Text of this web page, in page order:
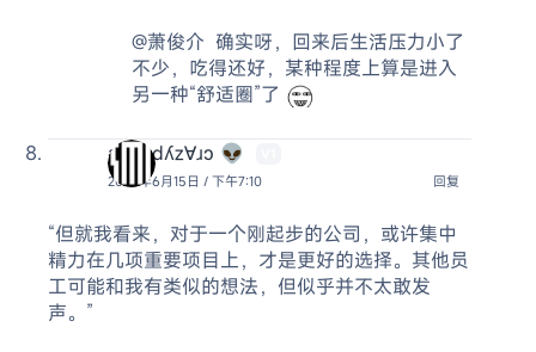
@萧俊介 确实呀，回来后生活压力小了
不少，吃得还好，某种程度上算是进入
另一种“舒适圈”了
ǝɔ∀ǝdʎz∀ɹɔ 👽
2026年6月15日 / 下午7:10
回复
“但就我看来，对于一个刚起步的公司，或许集中
精力在几项重要项目上，才是更好的选择。其他员
工可能和我有类似的想法，但似乎并不太敢发
声。”